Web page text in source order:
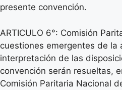
presente convención.
ARTICULO 6°: Comisión
cuestiones emergentes de la
interpretación de las
convención serán resueltas,
Comisión Paritaria Nacional